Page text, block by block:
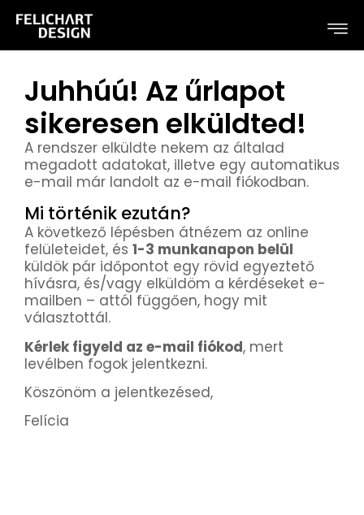
Juhhúú! Az űrlapot
sikeresen elküldted!
A rendszer elküldte nekem az általad
megadott adatokat, illetve egy automatikus
e-mail már landolt az e-mail fiókodban.
Mi történik ezután?
A következő lépésben átnézem az online
felületeidet, és 1-3 munkanapon belül
küldök pár időpontot egy rövid egyeztető
hívásra, és/vagy elküldöm a kérdéseket e-
mailben – attól függően, hogy mit
választottál.
Kérlek figyeld az e-mail fiókod, mert
levélben fogok jelentkezni.
Köszönöm a jelentkezésed,
Felícia